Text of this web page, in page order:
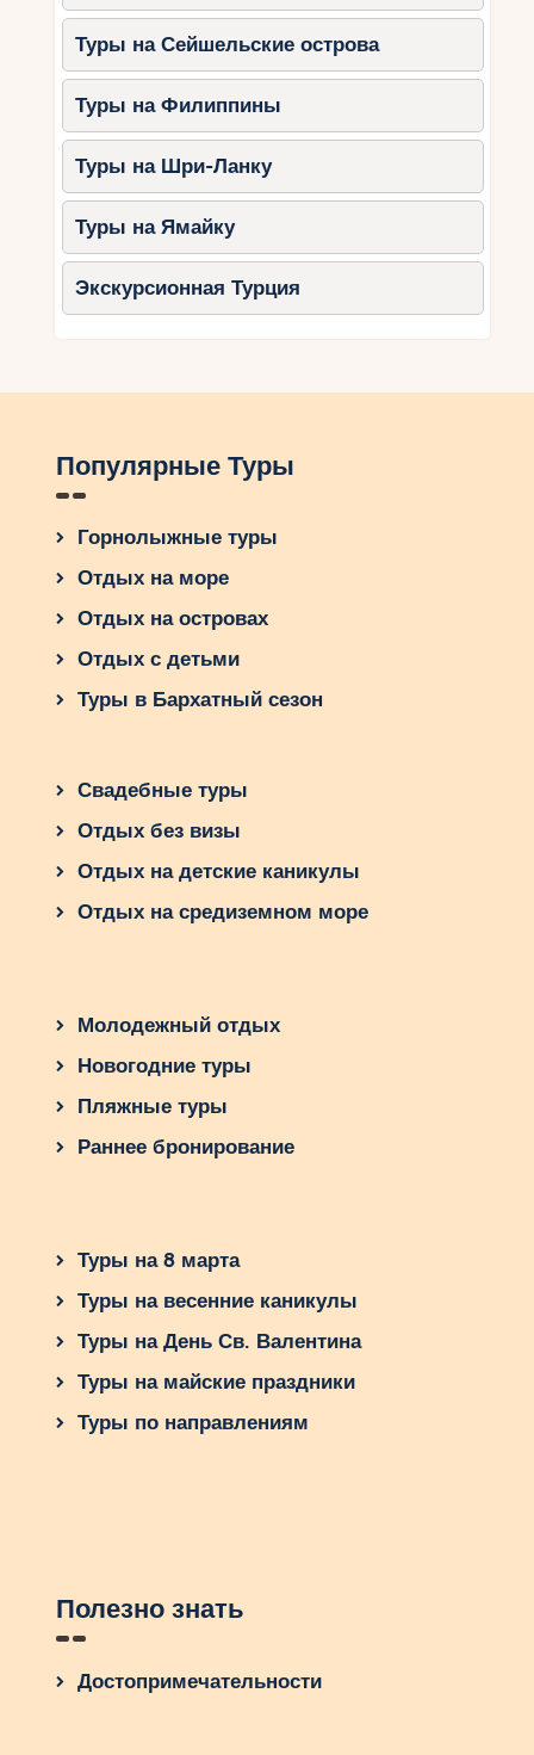
Туры на Сейшельские острова
Туры на Филиппины
Туры на Шри-Ланку
Туры на Ямайку
Экскурсионная Турция
Популярные Туры
Горнолыжные туры
Отдых на море
Отдых на островах
Отдых с детьми
Туры в Бархатный сезон
Свадебные туры
Отдых без визы
Отдых на детские каникулы
Отдых на средиземном море
Молодежный отдых
Новогодние туры
Пляжные туры
Раннее бронирование
Туры на 8 марта
Туры на весенние каникулы
Туры на День Св. Валентина
Туры на майские праздники
Туры по направлениям
Полезно знать
Достопримечательности